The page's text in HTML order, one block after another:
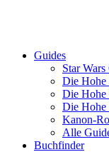
Guides
Star
Die Hohe
Die Hohe
Die Hohe
Kanon-
Alle
Buchfinder